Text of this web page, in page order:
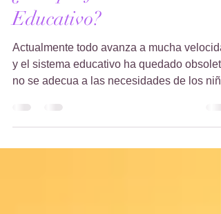
¿Por qué fracasa el Sistema
Educativo?
Actualmente todo avanza a mucha
no se adecua a las necesidades de los
de hoy....